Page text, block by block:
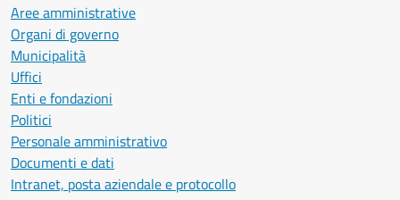
Aree amministrative
Organi di governo
Municipalità
Uffici
Enti e fondazioni
Politici
Personale amministrativo
Documenti e dati
Intranet, posta aziendale e protocollo